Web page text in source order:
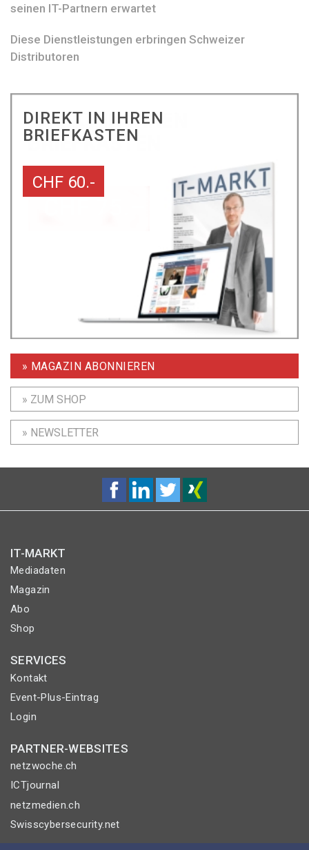
seinen IT-Partnern erwartet
Diese Dienstleistungen erbringen Schweizer
Distributoren
DIREKT IN IHREN
BRIEFKASTEN
CHF 60.-
» MAGAZIN ABONNIEREN
» ZUM SHOP
» NEWSLETTER
IT-MARKT
Mediadaten
Magazin
Abo
Shop
SERVICES
Kontakt
Event-Plus-Eintrag
Login
PARTNER-WEBSITES
netzwoche.ch
ICTjournal
netzmedien.ch
Swisscybersecurity.net